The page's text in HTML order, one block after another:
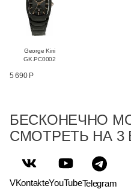
George Kini
GK.PC0002
5 690 Р
БЕСКОНЕЧНО
СМОТРЕТЬ НА 3
VKontakteYouTubeTelegram